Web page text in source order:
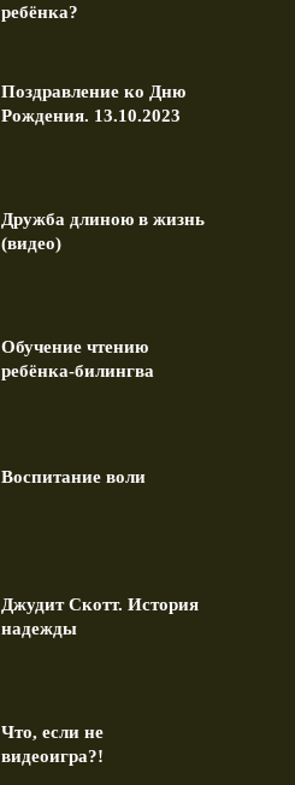
ребёнка?
Поздравление ко Дню
Рождения. 13.10.2023
Дружба длиною в жизнь
(видео)
Обучение чтению
ребёнка-билингва
Воспитание воли
Джудит Скотт. История
надежды
Что, если не
видеоигра?!